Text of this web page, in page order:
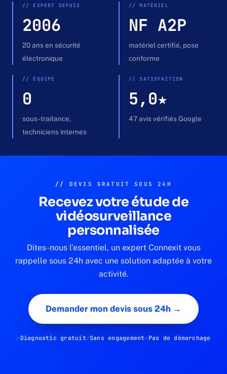
Devis gratuit →
// EXPERT DEPUIS
2006
20 ans en sécurité
électronique
// MATÉRIEL
NF A2P
matériel certifié, pose
conforme
// ÉQUIPE
0
sous-traitance,
techniciens internes
// SATISFACTION
5,0★
47 avis vérifiés Google
// DEVIS GRATUIT SOUS 24H
Recevez votre étude de
vidéosurveillance
personnalisée
Dites-nous l'essentiel, un expert Connexit vous
rappelle sous 24h avec une solution adaptée à votre
activité.
Demander mon devis sous 24h →
Diagnostic gratuit Sans engagement Pas de démarchage